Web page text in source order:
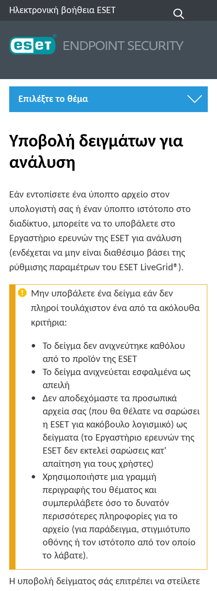
Ηλεκτρονική βοήθεια ESET
Επιλέξτε το θέμα
Υποβολή δειγμάτων για
ανάλυση
Εάν εντοπίσετε ένα ύποπτο αρχείο στον
υπολογιστή σας ή έναν ύποπτο ιστότοπο στο
διαδίκτυο, μπορείτε να το υποβάλετε στο
Εργαστήριο ερευνών της ESET για ανάλυση
(ενδέχεται να μην είναι διαθέσιμο βάσει της
ρύθμισης παραμέτρων του ESET LiveGrid®).
Μην υποβάλετε ένα δείγμα εάν δεν
πληροί τουλάχιστον ένα από τα ακόλουθα
κριτήρια:
Το δείγμα δεν ανιχνεύτηκε καθόλου
από το προϊόν της ESET
Το δείγμα ανιχνεύεται εσφαλμένα ως
απειλή
Δεν αποδεχόμαστε τα προσωπικά
αρχεία σας (που θα θέλατε να σαρώσει
η ESET για κακόβουλο λογισμικό) ως
δείγματα (το Εργαστήριο ερευνών της
ESET δεν εκτελεί σαρώσεις κατ'
απαίτηση για τους χρήστες)
Χρησιμοποιήστε μια γραμμή
περιγραφής του θέματος και
συμπεριλάβετε όσο το δυνατόν
περισσότερες πληροφορίες για το
αρχείο (για παράδειγμα, στιγμιότυπο
οθόνης ή τον ιστότοπο από τον οποίο
το λάβατε).
Η υποβολή δείγματος σάς επιτρέπει να στείλετε